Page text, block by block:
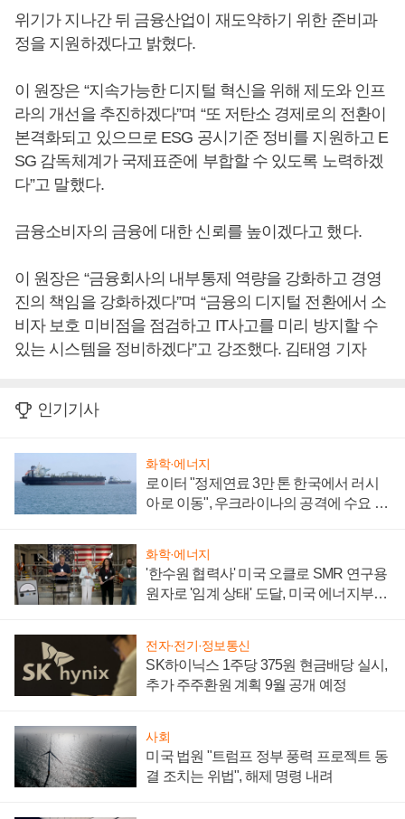
위기가 지나간 뒤 금융산업이 재도약하기 위한 준비과
정을 지원하겠다고 밝혔다.
이 원장은 “지속가능한 디지털 혁신을 위해 제도와 인프
라의 개선을 추진하겠다”며 “또 저탄소 경제로의 전환이
본격화되고 있으므로 ESG 공시기준 정비를 지원하고 E
SG 감독체계가 국제표준에 부합할 수 있도록 노력하겠
다”고 말했다.
금융소비자의 금융에 대한 신뢰를 높이겠다고 했다.
이 원장은 “금융회사의 내부통제 역량을 강화하고 경영
진의 책임을 강화하겠다”며 “금융의 디지털 전환에서 소
비자 보호 미비점을 점검하고 IT사고를 미리 방지할 수
있는 시스템을 정비하겠다”고 강조했다. 김태영 기자
인기기사
화학·에너지
로이터 "정제연료 3만 톤 한국에서 러시
아로 이동", 우크라이나의 공격에 수요 늘
화학·에너지
'한수원 협력사' 미국 오클로 SMR 연구용
원자로 '임계 상태' 도달, 미국 에너지부
전자·전기·정보통신
SK하이닉스 1주당 375원 현금배당 실시,
추가 주주환원 계획 9월 공개 예정
사회
미국 법원 "트럼프 정부 풍력 프로젝트 동
결 조치는 위법", 해제 명령 내려